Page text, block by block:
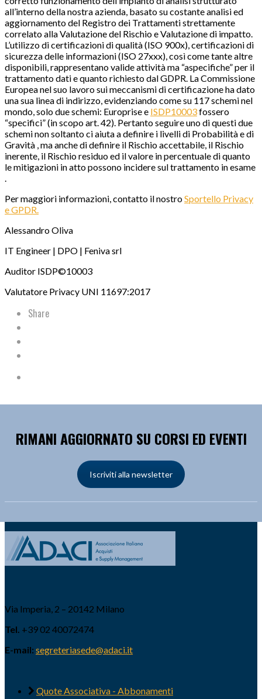
all’interno della nostra azienda, basato su costante analisi ed
aggiornamento del Registro dei Trattamenti strettamente
correlato alla Valutazione del Rischio e Valutazione di impatto.
L’utilizzo di certificazioni di qualità (ISO 900x), certificazioni di
sicurezza delle informazioni (ISO 27xxx), così come tante altre
disponibili, rappresentano valide attività ma “aspecifiche” per il
trattamento dati e quanto richiesto dal GDPR. La Commissione
Europea nel suo lavoro sui meccanismi di certificazione ha dato
una sua linea di indirizzo, evidenziando come su 117 schemi nel
mondo, solo due schemi: Europrise e ISDP10003fossero
“specifici” (in scopo art. 42). Pertanto seguire uno di questi due
schemi non soltanto ci aiuta a definire i livelli di Probabilità e di
Gravità , ma anche di definire il Rischio accettabile, il Rischio
inerente, il Rischio residuo ed il valore in percentuale di quanto
le mitigazioni in atto possono incidere sul trattamento in esame
.
Per maggiori informazioni, contatto il nostroSportello Privacy
e GPDR.
Alessandro Oliva
IT Engineer | DPO | Feniva srl
Auditor ISDP©10003
Valutatore Privacy UNI 11697:2017
Share
RIMANI AGGIORNATO SU CORSI ED EVENTI
Iscriviti alla newsletter
Via Imperia, 2 – 20142 Milano
Tel. +39 02 40072474
E-mail: segreteriasede@adaci.it
Quote Associativa - Abbonamenti